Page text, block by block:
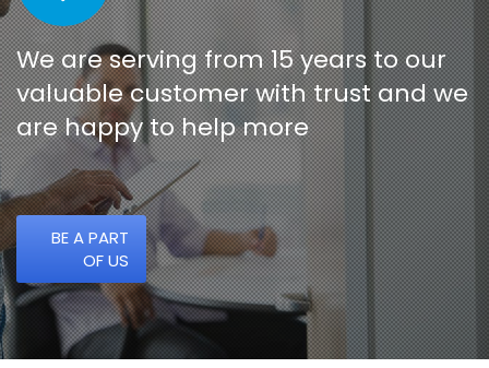
We are serving from 15 years to our
valuable customer with trust and we
are happy to help more
BE A PART
OF US